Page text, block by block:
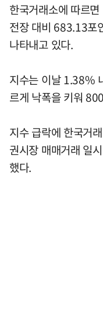
한국거래소에 따르
전장 대비 683.13
나타내고 있다.
지수는 이날 1.38%
르게 낙폭을 키워
지수 급락에 한국거
권시장 매매거래 일
했다.